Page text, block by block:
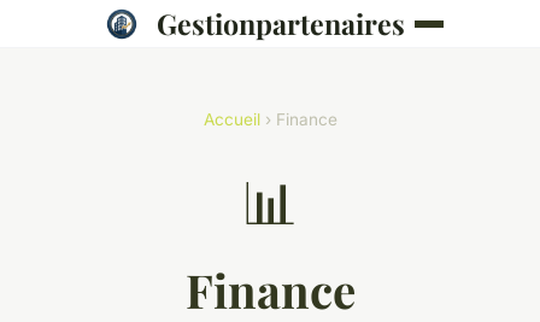
Gestionpartenaires
Accueil› Finance
📊
Finance